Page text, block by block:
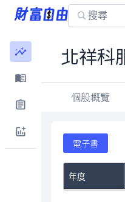
北祥科
個股概覽
電子書
年度